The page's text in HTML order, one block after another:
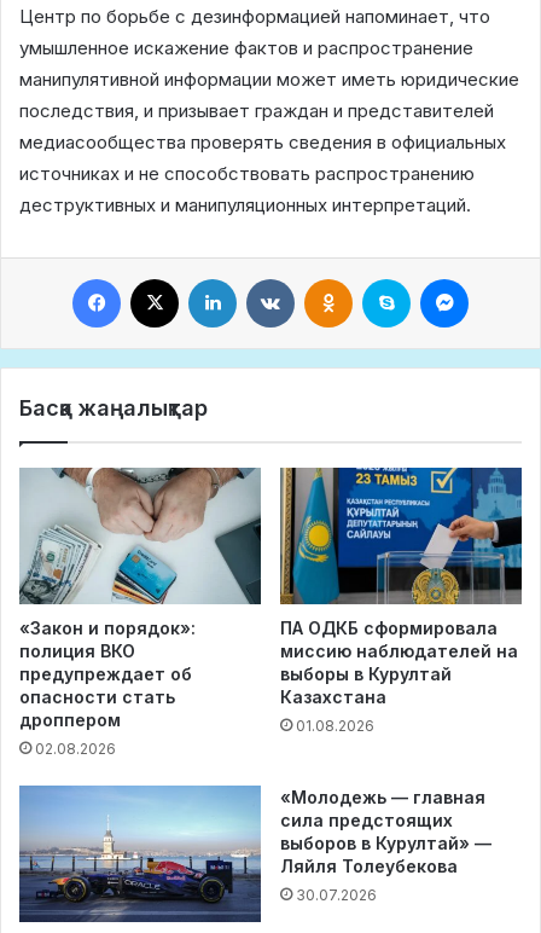
Центр по борьбе с дезинформацией напоминает, что
умышленное искажение фактов и распространение
манипулятивной информации может иметь юридические
последствия, и призывает граждан и представителей
медиасообщества проверять сведения в официальных
источниках и не способствовать распространению
деструктивных и манипуляционных интерпретаций.
Facebook LinkedIn VKontakteOdnoklassniki
Skype
Басқа жаңалықтар
«Закон и порядок»:
полиция ВКО
предупреждает об
опасности стать
дроппером
02.08.2026
ПА ОДКБ сформировала
миссию наблюдателей на
выборы в Курултай
Казахстана
01.08.2026
«Молодежь — главная
сила предстоящих
выборов в Курултай» —
Ляйля Толеубекова
30.07.2026